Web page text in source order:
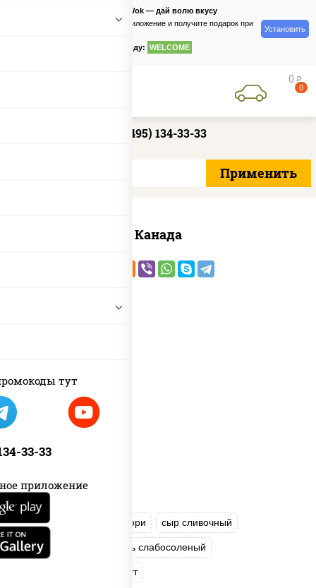
тут
33-33
приложение
PizzaSushiWok — дай волю вкусу
Скачайте приложение и получите подарок при
по промокоду: WELCOME
Установить
0 руб
0
+7 (495) 134-33-33
Канада
соус "Унаги" нори сыр сливочный
огурцы свежие лосось слабосоленый
кунжут